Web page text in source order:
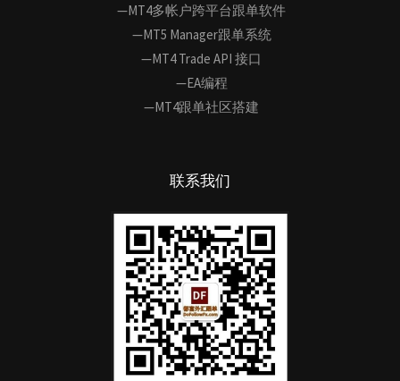
—MT4多帐户跨平台跟单软件
—MT5 Manager跟单系统
—MT4 Trade API 接口
—EA编程
—MT4跟单社区搭建
联系我们